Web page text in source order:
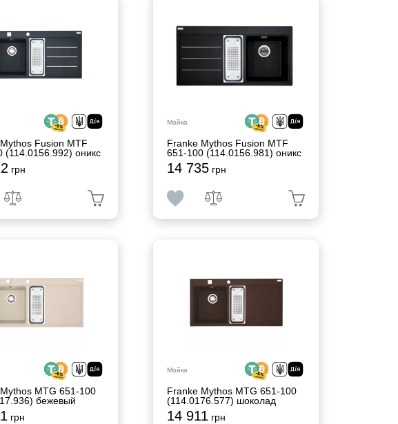
Fusion MTF
(114.0156.992) оникс
грн
Мойка
Franke Mythos Fusion MTF
651-100 (114.0156.981) оникс
14 735грн
MTG 651-100
бежевый
грн
Мойка
Franke Mythos MTG 651-100
(114.0176.577) шоколад
14 911 грн